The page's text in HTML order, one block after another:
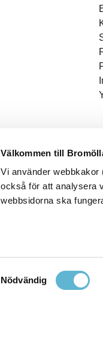
Välkommen till
Vi använder
också för att analysera
webbsidorna ska
Samtyckesval
Nödvändig